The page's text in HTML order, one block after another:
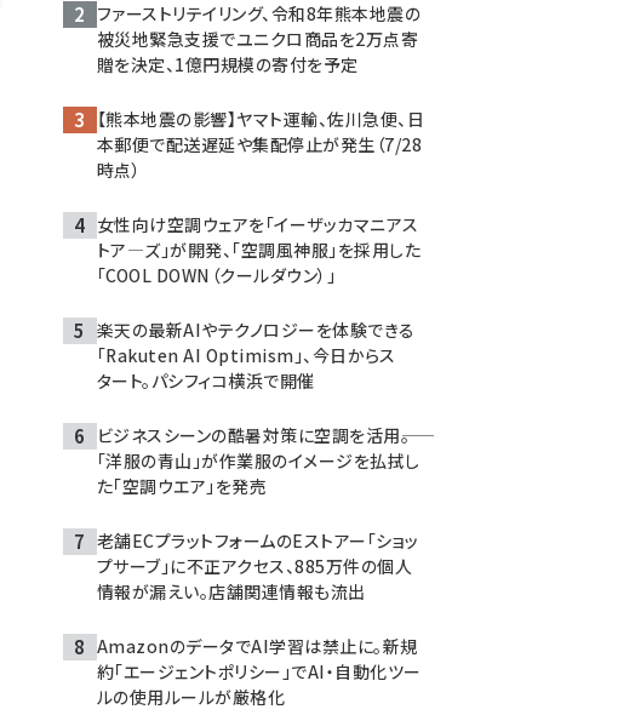
ファーストリテイリング、令和8年熊本地震の
被災地緊急支援でユニクロ商品を2万点寄
贈を決定、1億円規模の寄付を予定
【熊本地震の影響】ヤマト運輸、佐川急便、日
本郵便で配送遅延や集配停止が発生（7/28
時点）
女性向け空調ウェアを「イーザッカマニアス
トア―ズ」が開発、「空調風神服」を採用した
「COOL DOWN（クールダウン）」
楽天の最新AIやテクノロジーを体験できる
「Rakuten AI Optimism」、今日からス
タート。パシフィコ横浜で開催
ビジネスシーンの酷暑対策に空調を活用――。
「洋服の青山」が作業服のイメージを払拭し
た「空調ウエア」を発売
老舗ECプラットフォームのEストアー「ショッ
プサーブ」に不正アクセス、885万件の個人
情報が漏えい。店舗関連情報も流出
AmazonのデータでAI学習は禁止に。新規
約「エージェントポリシー」でAI・自動化ツー
ルの使用ルールが厳格化